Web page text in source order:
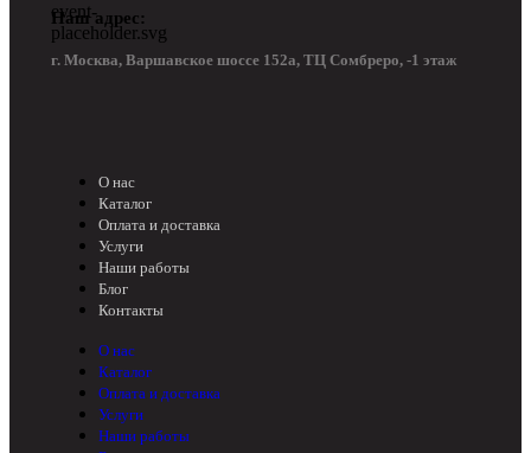
Наш адрес:
г. Москва, Варшавское шоссе 152а, ТЦ Сомбреро, -1 этаж
О нас
Каталог
Оплата и доставка
Услуги
Наши работы
Блог
Контакты
О нас
Каталог
Оплата и доставка
Услуги
Наши работы